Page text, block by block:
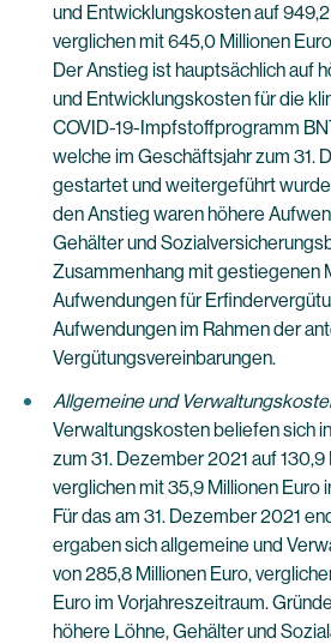
und Entwicklungskosten auf
verglichen mit 645,0 Millionen
Der Anstieg ist hauptsächlich auf
und Entwicklungskosten für die
COVID-19-Impfstoffprogramm
welche im Geschäftsjahr zum 31.
gestartet und weitergeführt
den Anstieg waren höhere
Gehälter und
Zusammenhang mit gestiegenen
Aufwendungen für
Aufwendungen im Rahmen der
Vergütungsvereinbarungen.
Allgemeine und
Verwaltungskosten beliefen sich
zum 31. Dezember 2021 auf 130,9
verglichen mit 35,9 Millionen Euro
Für das am 31. Dezember 2021
ergaben sich allgemeine und
von 285,8 Millionen Euro,
Euro im Vorjahreszeitraum.
höhere Löhne, Gehälter und